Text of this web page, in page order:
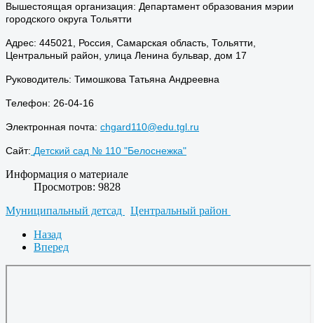
Вышестоящая организация: Департамент образования мэрии
городского округа Тольятти
Адрес: 445021, Россия, Самарская область, Тольятти,
Центральный район, улица Ленина бульвар, дом 17
Руководитель: Тимошкова Татьяна Андреевна
Телефон: 26-04-16
Электронная почта: chgard110@edu.tgl.ru
Сайт: Детский сад № 110 "Белоснежка"
Информация о материале
Просмотров: 9828
Муниципальный детсад
Центральный район
Назад
Вперед